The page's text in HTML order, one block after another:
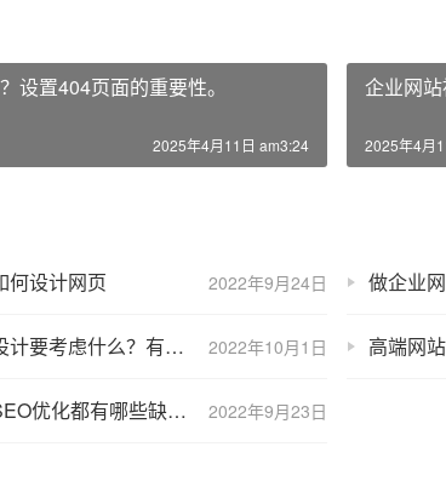
设置404页面的重要性。
2025年4月11日 am3:24
企业网
2025年4月
2022年9月24日
何设计网页
2022年10月1日
生物医药网站设计要考虑什么？有哪些注意事项？
2022年9月23日
响应式网站的SEO优化都有哪些缺点？